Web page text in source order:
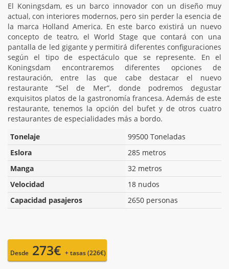
El Koningsdam, es un barco innovador con un diseño muy
actual, con interiores modernos, pero sin perder la esencia de
la marca Holland America. En este barco existirá un nuevo
concepto de teatro, el World Stage que contará con una
pantalla de led gigante y permitirá diferentes configuraciones
según el tipo de espectáculo que se represente. En el
Koningsdam encontraremos diferentes opciones de
restauración, entre las que cabe destacar el nuevo
restaurante “Sel de Mer”, donde podremos degustar
exquisitos platos de la gastronomía francesa. Además de este
restaurante, tenemos la opción del bufet y de otros cuatro
restaurantes de especialidades más a bordo.
Tonelaje
99500 Toneladas
Eslora
285 metros
Manga
32 metros
Velocidad
18 nudos
Capacidad pasajeros
2650 personas
Desde 273€ + tasas (226€)